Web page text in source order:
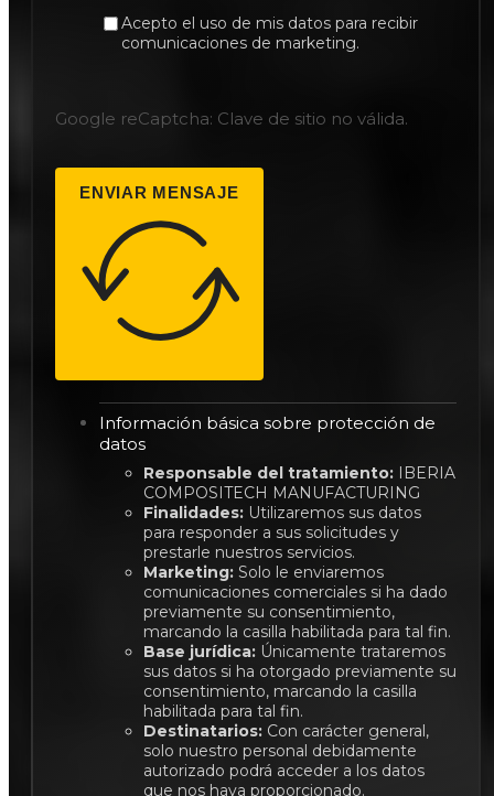
Acepto el uso de mis datos para recibir
comunicaciones de marketing.
Google reCaptcha: Clave de sitio no válida.
ENVIAR MENSAJE
Información básica sobre protección de
datos
Responsable del tratamiento: IBERIA
COMPOSITECH MANUFACTURING
Finalidades: Utilizaremos sus datos
para responder a sus solicitudes y
prestarle nuestros servicios.
Marketing: Solo le enviaremos
comunicaciones comerciales si ha dado
previamente su consentimiento,
marcando la casilla habilitada para tal fin.
Base jurídica: Únicamente trataremos
sus datos si ha otorgado previamente su
consentimiento, marcando la casilla
habilitada para tal fin.
Destinatarios: Con carácter general,
solo nuestro personal debidamente
autorizado podrá acceder a los datos
que nos haya proporcionado.